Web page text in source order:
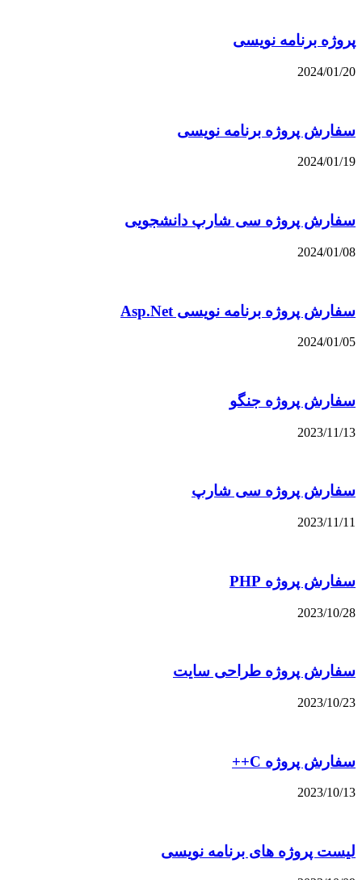
پروژه برنامه نویسی
2024/01/20
سفارش پروژه برنامه نویسی
2024/01/19
سفارش پروژه سی شارپ دانشجویی
2024/01/08
سفارش پروژه برنامه نویسی Asp.Net
2024/01/05
سفارش پروژه جنگو
2023/11/13
سفارش پروژه سی شارپ
2023/11/11
سفارش پروژه PHP
2023/10/28
سفارش پروژه طراحی سایت
2023/10/23
سفارش پروژه C++
2023/10/13
لیست پروژه های برنامه نویسی